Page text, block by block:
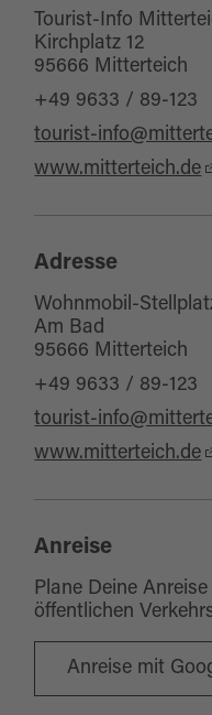
Tourist-Info
Kirchplatz 12
95666 Mitterteich
+49 9633 / 89-123
tourist-
www.mitterteich.de
Adresse
Wohnmobil-
Am Bad
95666 Mitterteich
+49 9633 / 89-123
tourist-
www.mitterteich.de
Anreise
Plane Deine
öffentlichen
Anreise mit